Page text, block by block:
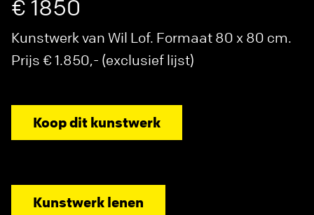
€ 1850
Kunstwerk van Wil Lof. Formaat 80 x 80 cm.
Prijs € 1.850,- (exclusief lijst)
Koop dit kunstwerk
Kunstwerk lenen